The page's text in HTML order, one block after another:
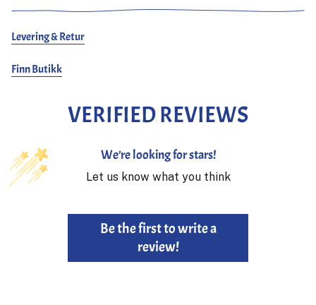
Levering & Retur
Finn Butikk
VERIFIED REVIEWS
We’re looking for stars!
Let us know what you think
Be the first to write a
review!